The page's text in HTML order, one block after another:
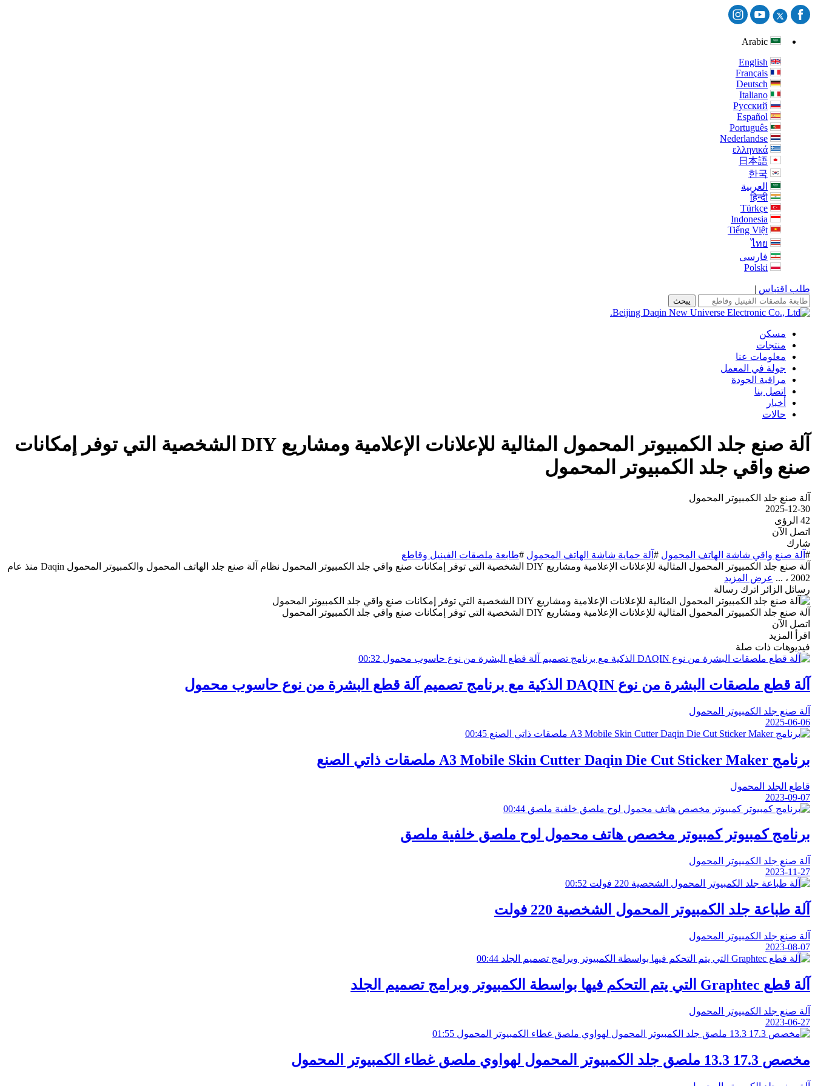
English
Français
Deutsch
Italiano
Русский
Español
Português
Nederlandse
ελληνικά
日本語
한국
العربية
हिन्दी
Türkçe
Indonesia
Tiếng Việt
ไทย
فارسی
Polski
طلب اقتباس |
يبحث
مسكن
منتجات
معلومات عنا
جولة في المعمل
مراقبة الجودة
اتصل بنا
أخبار
حالات
آلة صنع جلد الكمبيوتر المحمول المثالية للإعلانات الإعلامية ومشاريع DIY الشخصية التي توفر إمكانات
صنع واقي جلد الكمبيوتر المحمول
آلة صنع جلد الكمبيوتر المحمول
2025-12-30
42 الرؤى
اتصل الآن
شارك
# آلة صنع واقي شاشة الهاتف المحمول # آلة حماية شاشة الهاتف المحمول #طابعة ملصقات الفينيل وقاطع
آلة صنع جلد الكمبيوتر المحمول المثالية للإعلانات الإعلامية ومشاريع DIY الشخصية التي توفر إمكانات صنع واقي جلد الكمبيوتر المحمول نظام آلة صنع جلد الهاتف المحمول والكمبيوتر المحمول Daqin منذ عام
2002 ، ...
عرض المزيد
رسائل الزائر
اترك رسالة
آلة صنع جلد الكمبيوتر المحمول المثالية للإعلانات الإعلامية ومشاريع DIY الشخصية التي توفر إمكانات صنع واقي جلد الكمبيوتر المحمول
اتصل الآن
اقرأ المزيد
فيديوهات ذات صلة
00:32
آلة قطع ملصقات البشرة من نوع DAQIN الذكية مع برنامج تصميم آلة قطع البشرة من نوع حاسوب محمول
آلة صنع جلد الكمبيوتر المحمول
2025-06-06
00:45
برنامج A3 Mobile Skin Cutter Daqin Die Cut Sticker Maker ملصقات ذاتي الصنع
قاطع الجلد المحمول
2023-09-07
00:44
برنامج كمبيوتر كمبيوتر مخصص هاتف محمول لوح ملصق خلفية ملصق
آلة صنع جلد الكمبيوتر المحمول
2023-11-27
00:52
آلة طباعة جلد الكمبيوتر المحمول الشخصية 220 فولت
آلة صنع جلد الكمبيوتر المحمول
2023-08-07
00:44
آلة قطع Graphtec التي يتم التحكم فيها بواسطة الكمبيوتر وبرامج تصميم الجلد
آلة صنع جلد الكمبيوتر المحمول
2023-06-27
01:55
مخصص 17.3 13.3 ملصق جلد الكمبيوتر المحمول لهواوي ملصق غطاء الكمبيوتر المحمول